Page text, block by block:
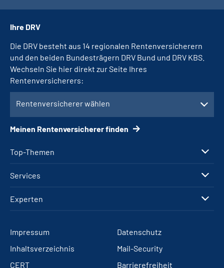
Top-Themen
Services
Experten
Ihre DRV
Die DRV besteht aus 14 regionalen Rentenversicherern
und den beiden Bundesträgern DRV Bund und DRV KBS.
Wechseln Sie hier direkt zur Seite Ihres
Rentenversicherers:
Rentenversicherer wählen
Meinen Rentenversicherer finden
Impressum
Datenschutz
Inhaltsverzeichnis
Mail-Security
CERT
Barrierefreiheit